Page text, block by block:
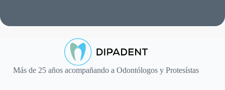
Más de 25 años acompañando a Odontólogos y Protesístas